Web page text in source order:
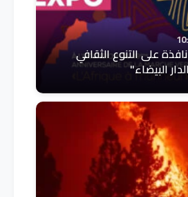
على التنوع الثقافي
البيضاء"